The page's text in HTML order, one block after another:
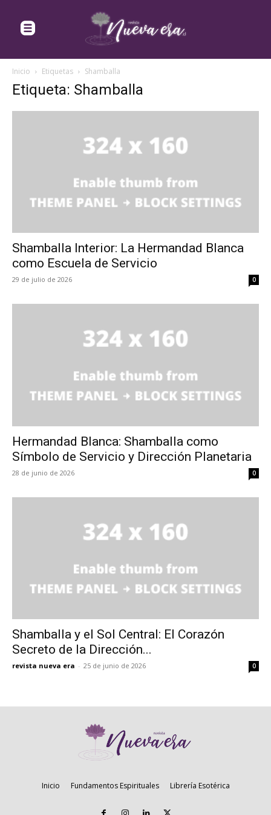
Inicio Etiquetas Shamballa
Etiqueta: Shamballa
Shamballa Interior: La Hermandad Blanca
como Escuela de Servicio
29 de julio de 2026 0
Hermandad Blanca: Shamballa como
Símbolo de Servicio y Dirección Planetaria
28 de junio de 2026 0
Shamballa y el Sol Central: El Corazón
Secreto de la Dirección...
revista nueva era - 25 de junio de 2026 0
Inicio Fundamentos Espirituales Librería Esotérica